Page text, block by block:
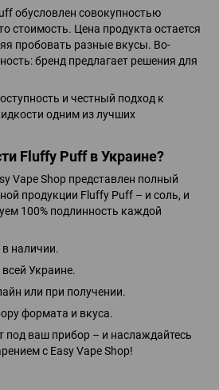
обусловлен совокупностью
стоимость. Цена продукта остается
пробовать разные вкусы. Во-
бренд предлагает решения для
и честный подход к
одним из лучших
Fluffy Puff в Украине?
Vape Shop представлен полный
продукции Fluffy Puff – и соль, и
100% подлинность каждой
наличии.
Украине.
или при получении.
формата и вкуса.
под ваш прибор – и наслаждайтесь
с Easy Vape Shop!